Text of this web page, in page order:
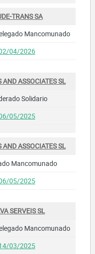
TRANS SA
Mancomunado
04/2026
AND ASSOCIATES SL
Solidario
05/2025
AND ASSOCIATES SL
Mancomunado
05/2025
SERVEIS SL
Mancomunado
03/2025